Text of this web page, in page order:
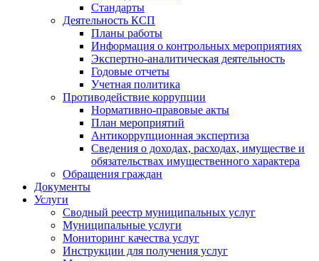
Стандарты
Деятельность КСП
Планы работы
Информация о контрольных мероприятиях
Экспертно-аналитическая деятельность
Годовые отчеты
Учетная политика
Противодействие коррупции
Нормативно-правовые акты
План мероприятий
Антикоррупционная экспертиза
Сведения о доходах, расходах, имуществе и
обязательствах имущественного характера
Обращения граждан
Документы
Услуги
Сводный реестр муниципальных услуг
Муниципальные услуги
Мониторинг качества услуг
Инструкции для получения услуг